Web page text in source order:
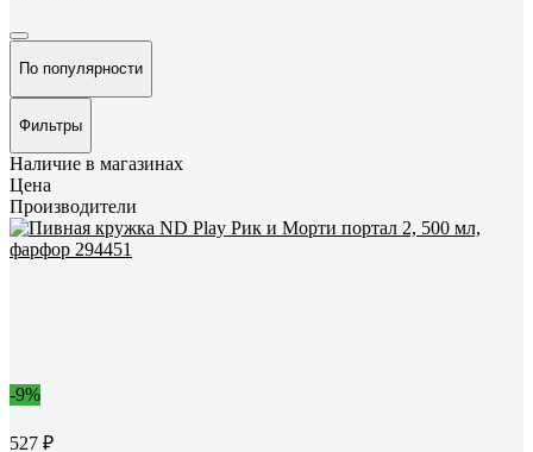
По популярности
Фильтры
Наличие в магазинах
Цена
Производители
-9%
527 ₽